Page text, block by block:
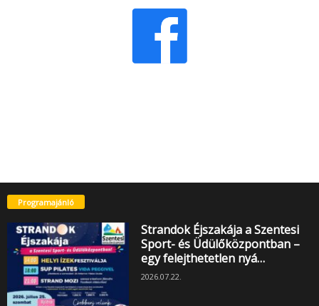
Programajánló
Strandok Éjszakája a Szentesi
Sport- és Üdülőközpontban –
egy felejthetetlen nyá…
2026.07.22.